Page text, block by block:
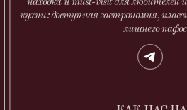
ИНН: 9710092370 ОГРН: 1217700459426